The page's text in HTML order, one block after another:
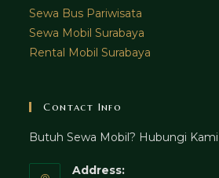
Sewa Bus Pariwisata
Sewa Mobil Surabaya
Rental Mobil Surabaya
Contact Info
Butuh Sewa Mobil? Hubungi Kami
Address: